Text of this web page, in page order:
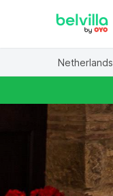
Netherlands